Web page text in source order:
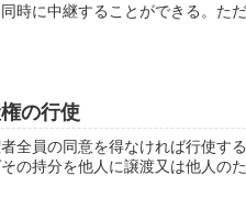
時に中継することができる。た
の行使
全員の同意を得なければ行使す
の持分を他人に譲渡又は他人の